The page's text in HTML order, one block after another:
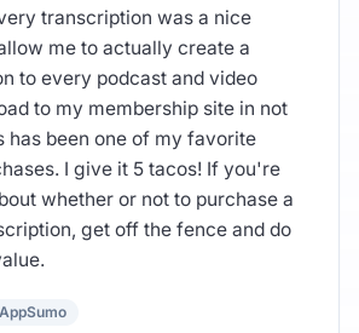
transcription was a nice
me to actually create a
to every podcast and video
to my membership site in not
has been one of my favorite
I give it 5 tacos! If you're
whether or not to purchase a
get off the fence and do